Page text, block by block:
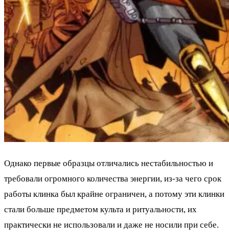
Однако первые образцы отличались нестабильностью и
требовали огромного количества энергии, из-за чего срок
работы клинка был крайне ограничен, а потому эти клинки
стали больше предметом культа и ритуальности, их
практически не использовали и даже не носили при себе.